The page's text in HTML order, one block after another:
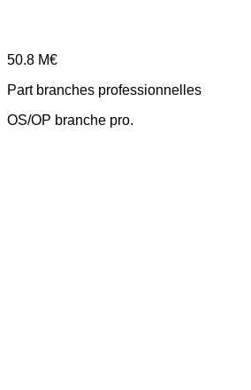
50.8 M€
Part branches professionnelles
OS/OP branche pro.